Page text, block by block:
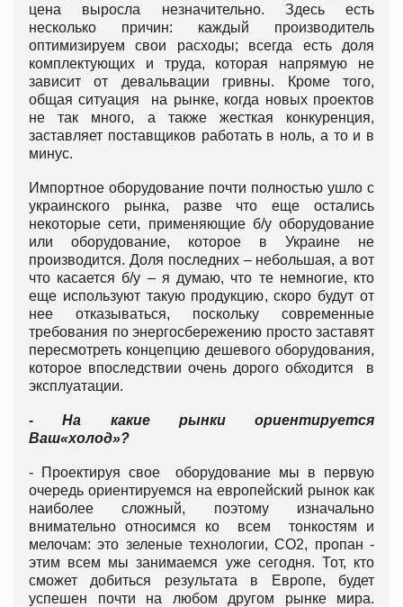
цена выросла незначительно. Здесь есть
несколько причин: каждый производитель
оптимизируем свои расходы; всегда есть доля
комплектующих и труда, которая напрямую не
зависит от девальвации гривны. Кроме того,
общая ситуация на рынке, когда новых проектов
не так много, а также жесткая конкуренция,
заставляет поставщиков работать в ноль, а то и в
минус.
Импортное оборудование почти полностью ушло с
украинского рынка, разве что еще остались
некоторые сети, применяющие б/у оборудование
или оборудование, которое в Украине не
производится. Доля последних – небольшая, а вот
что касается б/у – я думаю, что те немногие, кто
еще используют такую продукцию, скоро будут от
нее отказываться, поскольку современные
требования по энергосбережению просто заставят
пересмотреть концепцию дешевого оборудования,
которое впоследствии очень дорого обходится в
эксплуатации.
- На какие рынки ориентируется
Ваш«холод»?
- Проектируя свое оборудование мы в первую
очередь ориентируемся на европейский рынок как
наиболее сложный, поэтому изначально
внимательно относимся ко всем тонкостям и
мелочам: это зеленые технологии, СО2, пропан -
этим всем мы занимаемся уже сегодня. Тот, кто
сможет добиться результата в Европе, будет
успешен почти на любом другом рынке мира.